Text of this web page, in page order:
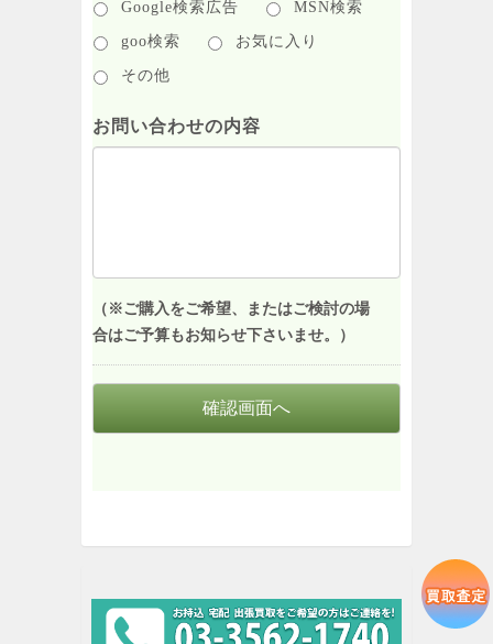
Google検索広告 MSN検索
goo検索 お気に入り
その他
お問い合わせの内容
（※ご購入をご希望、またはご検討の場
合はご予算もお知らせ下さいませ。）